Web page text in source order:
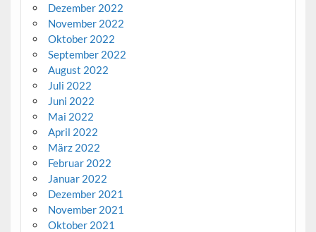
Dezember 2022
November 2022
Oktober 2022
September 2022
August 2022
Juli 2022
Juni 2022
Mai 2022
April 2022
März 2022
Februar 2022
Januar 2022
Dezember 2021
November 2021
Oktober 2021